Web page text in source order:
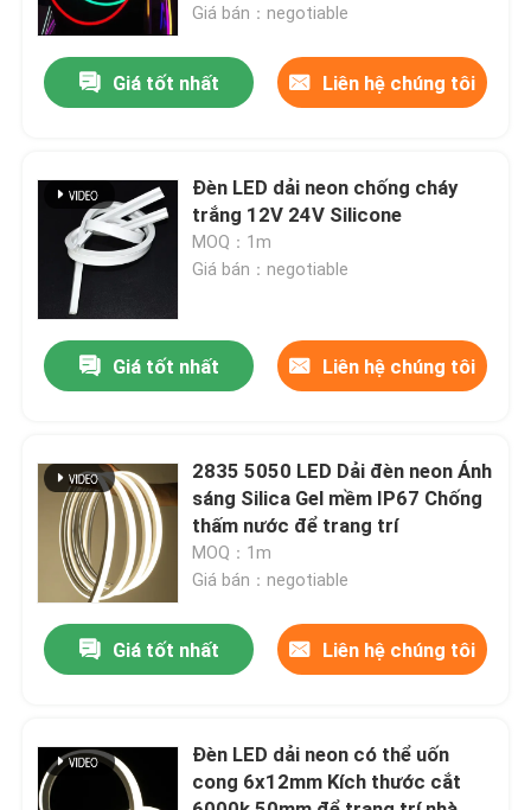
Sản phẩm
Video
Về chúng tôi
Kiểm soát chất lượng
Liên hệ chúng tôi
Tin tức
Đèn LED Dải Neon
Giá bán：negotiable
Giá tốt nhất Liên hệ chúng tôi
Đèn LED dải neon chống cháy
trắng 12V 24V Silicone
MOQ：1m
Giá bán：negotiable
Giá tốt nhất Liên hệ chúng tôi
2835 5050 LED Dải đèn neon Ánh
sáng Silica Gel mềm IP67 Chống
thấm nước để trang trí
MOQ：1m
Giá bán：negotiable
Giá tốt nhất Liên hệ chúng tôi
Đèn LED dải neon có thể uốn
cong 6x12mm Kích thước cắt